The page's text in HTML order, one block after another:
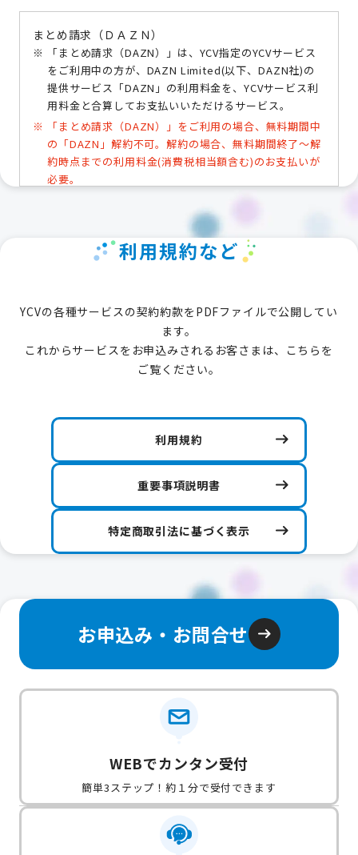
まとめ請求（ＤＡＺＮ）
「まとめ請求（DAZN）」は、YCV指定のYCVサービス
をご利用中の方が、DAZN Limited(以下、DAZN社)の
提供サービス「DAZN」の利用料金を、YCVサービス利
用料金と合算してお支払いいただけるサービス。
「まとめ請求（DAZN）」をご利用の場合、無料期間中
の「DAZN」解約不可。解約の場合、無料期間終了～解
約時点までの利用料金(消費税相当額含む)のお支払いが
必要。
ナルIDの作成およびインターネット接続環境が必要。ま
た、YCV指定の方法による「DAZN」利用登録完了が必
要。YCV指定の方法による利用登録でない場合、YCV経
約・1アカウントまで。
YCVサービスを解約した場合、「まとめ請求
（DAZN）」も同時解約となり、「DAZN」を引き続き
ご利用になる場合は、別途DAZN社にご連絡が必要。
権者の同意が必要。「DAZN」ご利用については、
「DAZN」利用規約を適用。
「DAZN」に関して発生したトラブルについては、YCV
は一切の責任を負わない。
詳細は、弊社ホームページ内の「まとめ請求
（DAZN）」利用規約まで。
【「まとめ請求（DAZN）」に関する特定商取引法に
商取引法に基づく表示」全文書面の受領日から8日を経
過する日までに弊社に書面または電磁的記録でお申し出
に「まとめ請求（DAZN）」をお申し込みの場合、別途
弊社が交付する「ご契約内容のご案内(契約締結後書
面)」の受領日から起算して8日を経過する日までに弊社
とめ請求（DAZN）」の契約を解除可能。
既に「まとめ請求（DAZN）」がお客さまへ提供開始さ
れている場合、「まとめ請求（DAZN）」終了に要する
ご希望のお客さまには、特定商取引法に基づく表示
利用規約など
YCVの各種サービスの契約約款をPDFファイルで公開してい
ます。
これからサービスをお申込みされるお客さまは、こちらを
ご覧ください。
利用規約
重要事項説明書
特定商取引法に基づく表示
お申込み・お問合せ
WEBでカンタン受付
簡単3ステップ！約１分で受付できます